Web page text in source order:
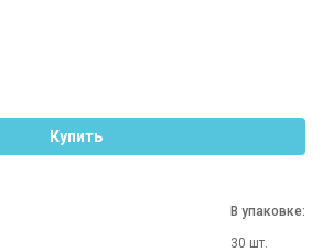
Купить
В упаковке:
30 шт.